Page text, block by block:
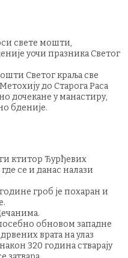
свете мошти,
уочи празника Светог
Светог краља све
до Старога Раса
дочекане у манастиру,
бденије.
ктитор Ђурђевих
се и данас налази
гроб је похаран и
обновом западне
врата на улаз
320 година стварају